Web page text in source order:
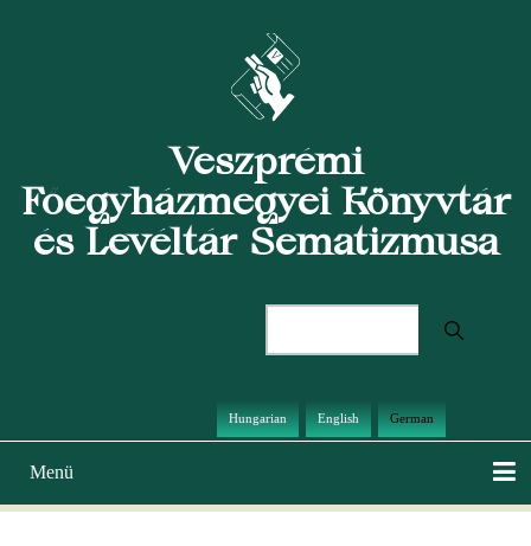
Veszprémi
Főegyházmegyei Könyvtár
és Levéltár Sematizmusa
Hungarian English German
Hauptnavigation
Menü